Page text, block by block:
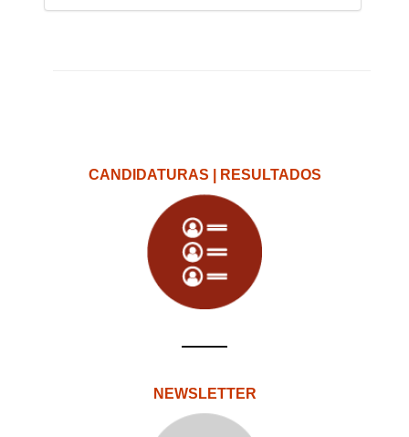
CANDIDATURAS | RESULTADOS
NEWSLETTER